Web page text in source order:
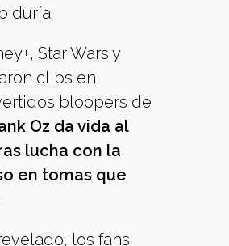
Star Wars y
clips en
bloopers de
Oz da vida al
lucha con la
en tomas que
los fans